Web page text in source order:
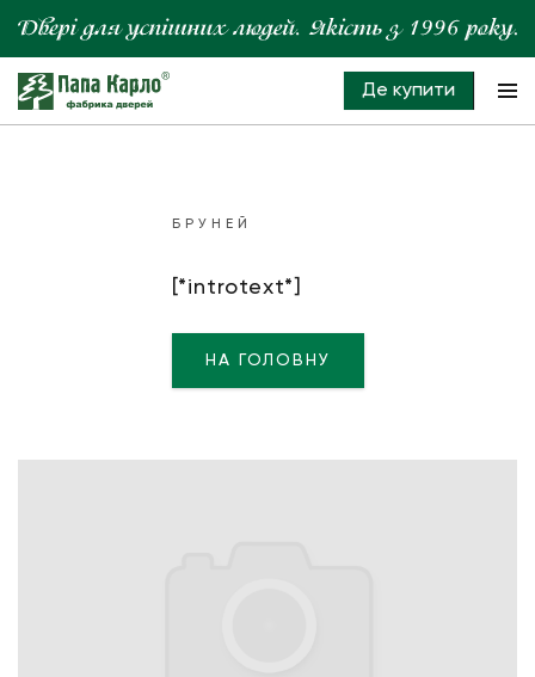
Де купити
БРУНЕЙ
[*introtext*]
НА ГОЛОВНУ